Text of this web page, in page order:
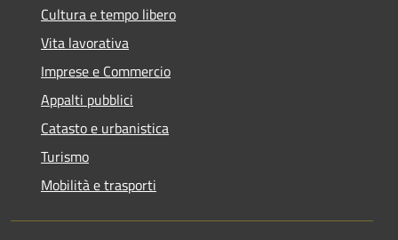
Cultura e tempo libero
Vita lavorativa
Imprese e Commercio
Appalti pubblici
Catasto e urbanistica
Turismo
Mobilità e trasporti